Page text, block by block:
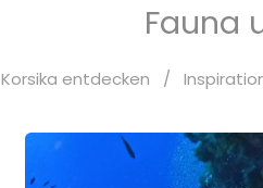
Fauna
Korsika entdecken /